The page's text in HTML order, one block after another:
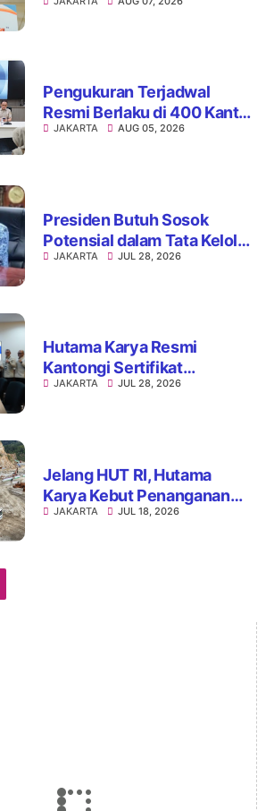
Siswa SD Muhammadiyah
Pengukuran Terjadwal
Resmi Berlaku di 400 Kantor
Pertanahan, ATR/BPN Jamin
JAKARTA AUG 05, 2026
Presiden Butuh Sosok
Potensial dalam Tata Kelola
Perdagangan Tanah Air,
JAKARTA JUL 28, 2026
Hutama Karya Resmi
Kantongi Sertifikat
Persetujuan Laik Fungsi
JAKARTA JUL 28, 2026
Jelang HUT RI, Hutama
Karya Kebut Penanganan
Darurat Jalan Longsor di
JAKARTA JUL 18, 2026